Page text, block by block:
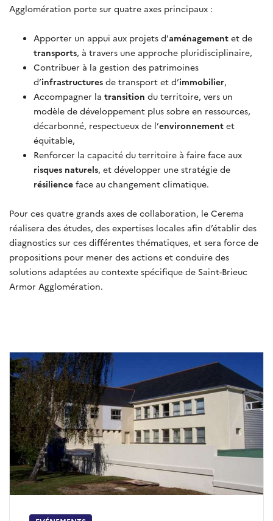
Agglomération porte sur quatre axes principaux :
Apporter un appui aux projets d’aménagement et de
transports, à travers une approche pluridisciplinaire,
Contribuer à la gestion des patrimoines
d’infrastructures de transport et d’immobilier,
Accompagner la transition du territoire, vers un
modèle de développement plus sobre en ressources,
décarbonné, respectueux de l’environnement et
équitable,
Renforcer la capacité du territoire à faire face aux
risques naturels, et développer une stratégie de
résilience face au changement climatique.
Pour ces quatre grands axes de collaboration, le Cerema
réalisera des études, des expertises locales afin d’établir des
diagnostics sur ces différentes thématiques, et sera force de
propositions pour mener des actions et conduire des
solutions adaptées au contexte spécifique de Saint-Brieuc
Armor Agglomération.